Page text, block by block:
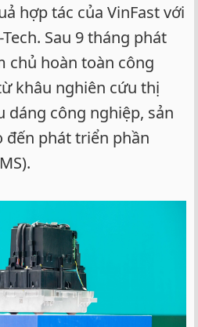
hợp tác của VinFast với
Sau 9 tháng phát
chủ hoàn toàn công
khâu nghiên cứu thị
công nghiệp, sản
đến phát triển phần